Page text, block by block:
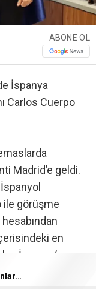
ABONE OL
İspanya
Carlos Cuerpo
Madrid’e geldi.
ile görüşme
en
İspanya’ya
İspanya
Bakan Fidan, Kudüs konulu Bakanlar Toplantısına katıldı